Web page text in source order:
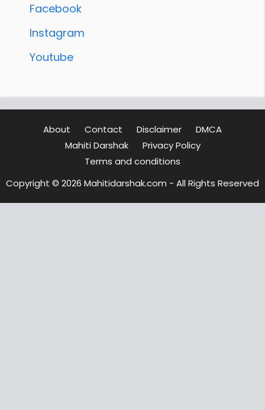
Facebook
Instagram
Youtube
About Contact Disclaimer
DMCA
Mahiti Darshak
Privacy Policy
Terms and conditions
Copyright © 2026 Mahitidarshak.com - All Rights Reserved